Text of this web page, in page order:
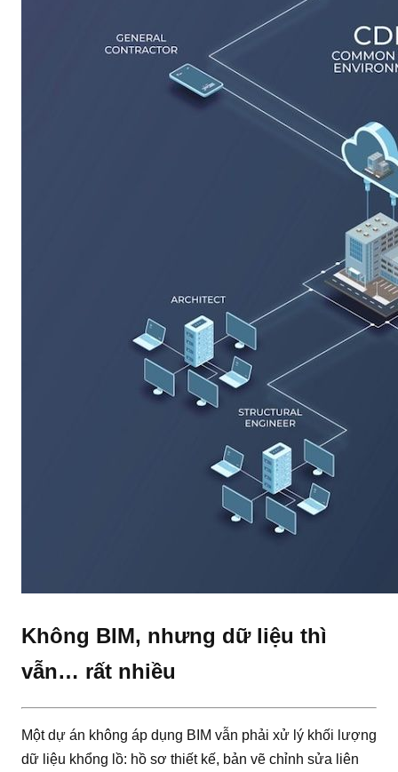
Không BIM, nhưng dữ liệu thì
vẫn… rất nhiều
Một dự án không áp dụng BIM vẫn phải xử lý khối lượng
dữ liệu khổng lồ: hồ sơ thiết kế, bản vẽ chỉnh sửa liên